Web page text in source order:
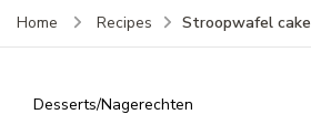
Home Recipes Stroopwafel cake
Desserts/Nagerechten